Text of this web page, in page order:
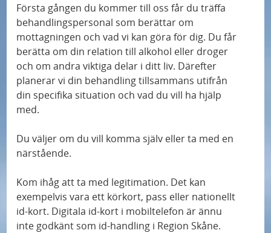
Första gången du kommer till oss får du träffa
behandlingspersonal som berättar om
mottagningen och vad vi kan göra för dig. Du får
berätta om din relation till alkohol eller droger
och om andra viktiga delar i ditt liv. Därefter
planerar vi din behandling tillsammans utifrån
din specifika situation och vad du vill ha hjälp
med.
Du väljer om du vill komma själv eller ta med en
närstående.
Kom ihåg att ta med legitimation. Det kan
exempelvis vara ett körkort, pass eller nationellt
id-kort. Digitala id-kort i mobiltelefon är ännu
inte godkänt som id-handling i Region Skåne.